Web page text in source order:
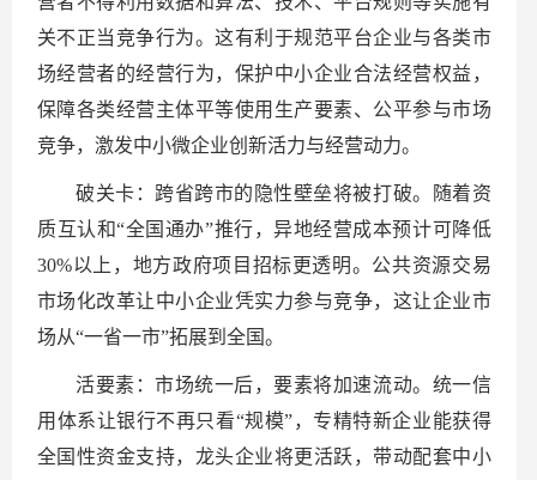
关不正当竞争行为。这有利于规范平台企业与各类市
场经营者的经营行为，保护中小企业合法经营权益，
保障各类经营主体平等使用生产要素、公平参与市场
竞争，激发中小微企业创新活力与经营动力。
破关卡：跨省跨市的隐性壁垒将被打破。随着资
质互认和“全国通办”推行，异地经营成本预计可降低
30%以上，地方政府项目招标更透明。公共资源交易
市场化改革让中小企业凭实力参与竞争，这让企业市
场从“一省一市”拓展到全国。
活要素：市场统一后，要素将加速流动。统一信
用体系让银行不再只看“规模”，专精特新企业能获得
全国性资金支持，龙头企业将更活跃，带动配套中小